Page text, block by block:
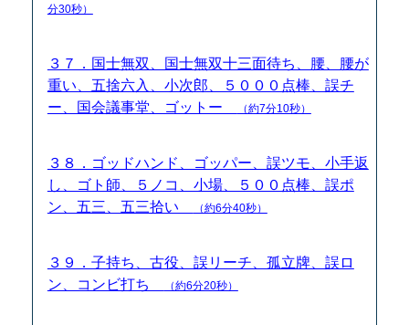
分30秒）
３７．国士無双、国士無双十三面待ち、腰、腰が
重い、五捨六入、小次郎、５０００点棒、誤チ
ー、国会議事堂、ゴットー
（約7分10秒）
３８．ゴッドハンド、ゴッパー、誤ツモ、小手返
し、ゴト師、５ノコ、小場、５００点棒、誤ポ
ン、五三、五三拾い
（約6分40秒）
３９．子持ち、古役、誤リーチ、孤立牌、誤ロ
ン、コンビ打ち
（約6分20秒）